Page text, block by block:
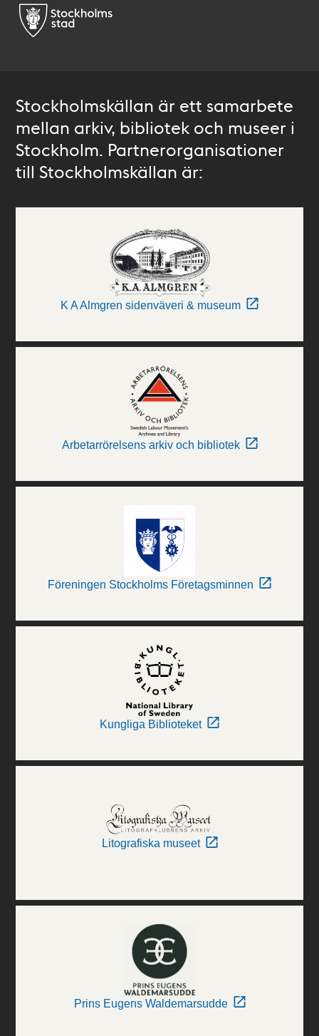
Stockholmskällan är ett samarbete
mellan arkiv, bibliotek och museer i
Stockholm. Partnerorganisationer
till Stockholmskällan är:
K A Almgren sidenväveri & museum
Arbetarrörelsens arkiv och bibliotek
Föreningen Stockholms Företagsminnen
Kungliga Biblioteket
Litografiska museet
Prins Eugens Waldemarsudde